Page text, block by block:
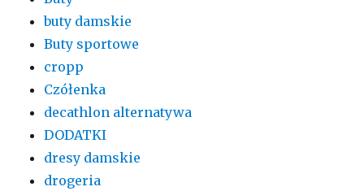
buty damskie
Buty sportowe
cropp
Czółenka
decathlon alternatywa
DODATKI
dresy damskie
drogeria